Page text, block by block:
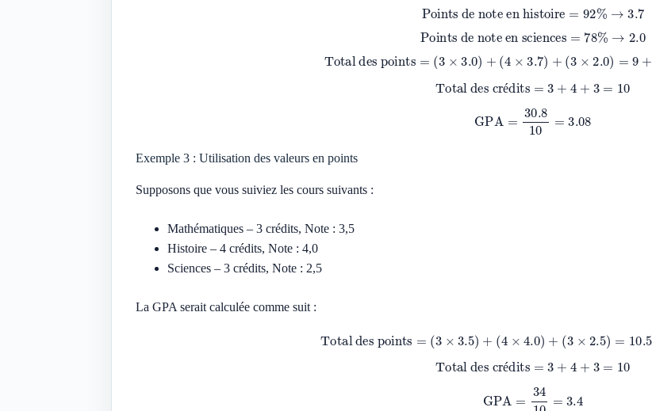
Points de note en histoire
92%→ 3.7
Points de note en sciences
78% →2.0
Total des points=( 3× 3.0)+ (4 × 3.7 + (3×2.0 )=9 14.8
é
Total des crédits = + 4+ 3 =10
30.8 10
Exemple 3 : Utilisation des valeurs en points
Supposons que vous suiviez les cours suivants :
Mathématiques – 3 crédits, Note : 3,5
Histoire – 4 crédits, Note : 4,0
Sciences – 3 crédits, Note : 2,5
La GPA serait calculée comme suit :
Total des points =( 3× 3.5 ) + ( 4 × 4.0 + (3×2.5 )=10.5+ 16
é
Total des crédits = + 4+ 3 =10
3410